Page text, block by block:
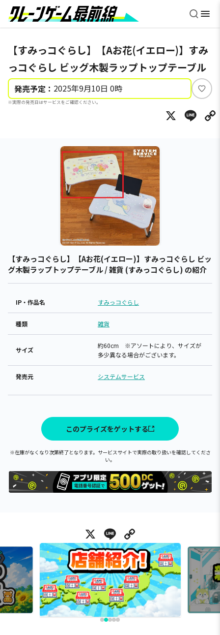
【すみっコぐらし】【Aお花(イエロー)】すみ
っコぐらし ビッグ木製ラップトップテーブル
発売予定： 2025年9月10日 0時
※実際の発売日はサービスをご確認ください。
い
ね
X
【すみっコぐらし】【Aお花(イエロー)】すみっコぐらし ビッ
グ木製ラップトップテーブル / 雑貨 (すみっコぐらし) の紹介
IP・作品名 すみっコぐらし
種類 雑貨
サイズ
約60cm ※アソートにより、サイズが
多少異なる場合がございます。
発売元 システムサービス
このプライズをゲットする
※在庫がなくなり次第終了となります。サービスサイトで実際の取り扱いを確認してくださ
い。
X Line